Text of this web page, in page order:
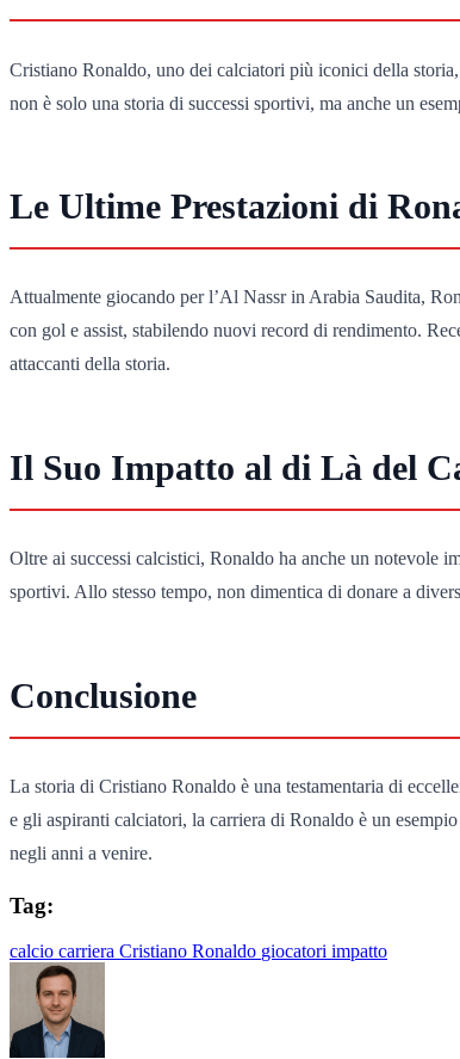
Cristiano Ronaldo, uno dei calciatori più iconici della
non è solo una storia di successi sportivi, ma anche un
Le Ultime Prestazioni di
Attualmente giocando per l’Al Nassr in Arabia Saudita,
con gol e assist, stabilendo nuovi record di rendimento.
attaccanti della storia.
Il Suo Impatto al di Là del
Oltre ai successi calcistici, Ronaldo ha anche un notevole
sportivi. Allo stesso tempo, non dimentica di donare a
Conclusione
La storia di Cristiano Ronaldo è una testamentaria di
e gli aspiranti calciatori, la carriera di Ronaldo è un
negli anni a venire.
Tag:
calcio carriera Cristiano Ronaldo giocatori impatto